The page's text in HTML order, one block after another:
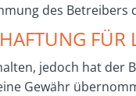
des Betreibers
FÜR
jedoch hat der
Gewähr